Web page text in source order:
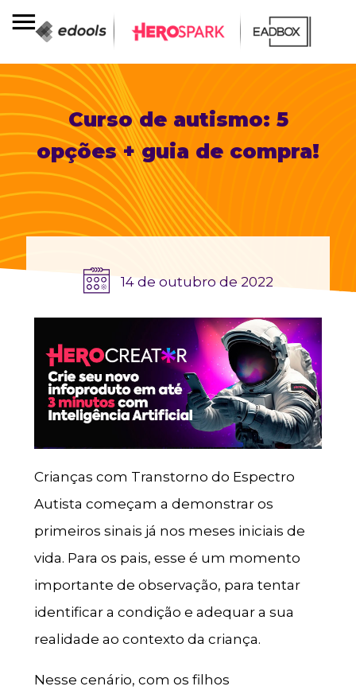
Curso de autismo: 5
opções + guia de compra!
14 de outubro de 2022
Crianças com Transtorno do Espectro
Autista começam a demonstrar os
primeiros sinais já nos meses iniciais de
vida. Para os pais, esse é um momento
importante de observação, para tentar
identificar a condição e adequar a sua
realidade ao contexto da criança.
Nesse cenário, com os filhos